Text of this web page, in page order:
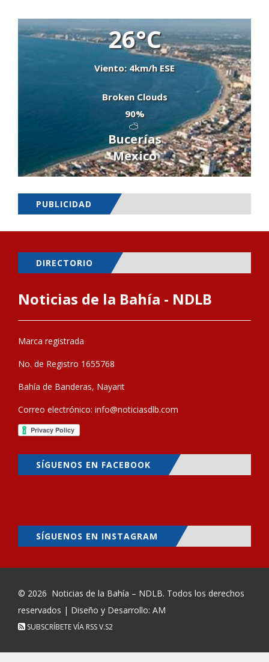
26°C
Viento: 4km/h ESE
Broken Clouds
90%
Bucerías
Mexico
PUBLICIDAD
DIRECTORIO
Noticias de la Bahía - NDLB
Marca registrada
No. de Registro 1655768
Bahía de Banderas, Nayarit
Correo electrónico: info@noticiasdlb.com
SÍGUENOS EN FACEBOOK
SÍGUENOS EN INSTAGRAM
© 2026 Noticias de la Bahía – NDLB. Todos los derechos
reservados | Diseño y Desarrollo: AM
SUBSCRÍBETE VÍA RSSV.S2